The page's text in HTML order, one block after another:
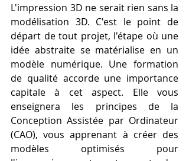
L'impression 3D ne serait rien sans la
modélisation 3D. C'est le point de
départ de tout projet, l'étape où une
idée abstraite se matérialise en un
modèle numérique. Une formation
de qualité accorde une importance
capitale à cet aspect. Elle vous
enseignera les principes de la
Conception Assistée par Ordinateur
(CAO), vous apprenant à créer des
modèles optimisés pour